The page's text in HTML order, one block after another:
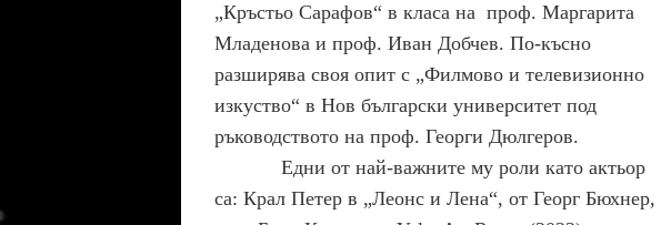
„Кръстьо Сарафов“ в класа на проф. Маргарита
Младенова и проф. Иван Добчев. По-късно
разширява своя опит с „Филмово и телевизионно
изкуство“ в Нов български университет под
ръководството на проф. Георги Дюлгеров.
Едни от най-важните му роли като актьор
са: Крал Петер в „Леонс и Лена“, от Георг Бюхнер,